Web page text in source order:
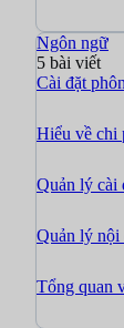
Ngôn ngữ
5 bài viết
Cài đặt
Hiểu về chi
Quản lý cài
Quản lý nội
Tổng quan